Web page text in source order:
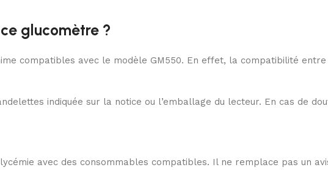
glucomètre ?
compatibles avec le modèle GM550. En effet, la compatibilité
indiquée sur la notice ou l’emballage du lecteur. En cas de
avec des consommables compatibles. Il ne remplace pas un